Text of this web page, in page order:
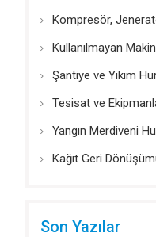
Kompresör,
Kullanılmayan
Şantiye ve Yıkım
Tesisat ve
Yangın Merdiveni
Kağıt Geri
Son Yazılar